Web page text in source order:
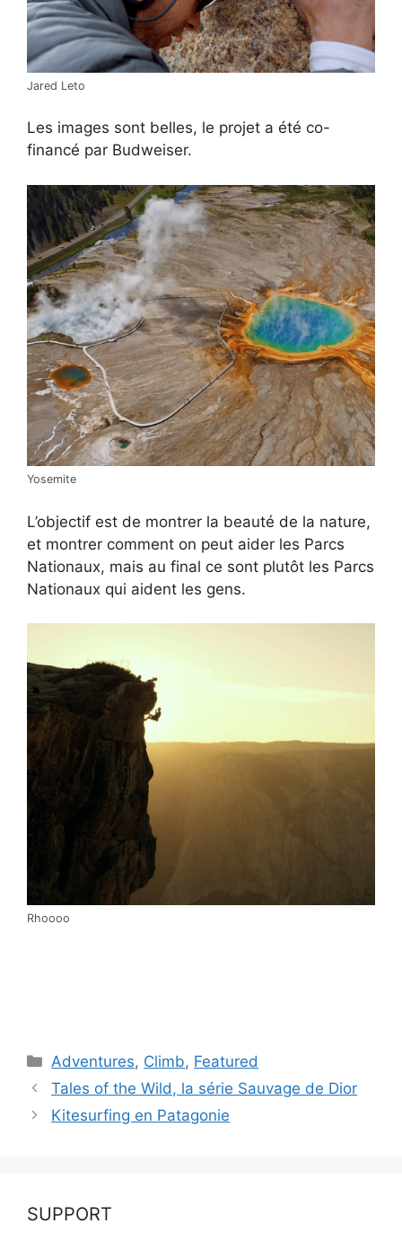
Jared Leto
Les images sont belles, le projet a été co-
financé par Budweiser.
Yosemite
L’objectif est de montrer la beauté de la nature,
et montrer comment on peut aider les Parcs
Nationaux, mais au final ce sont plutôt les Parcs
Nationaux qui aident les gens.
Rhoooo
Catégories
Adventures, Climb, Featured
Tales of the Wild, la série Sauvage de Dior
Kitesurfing en Patagonie
SUPPORT